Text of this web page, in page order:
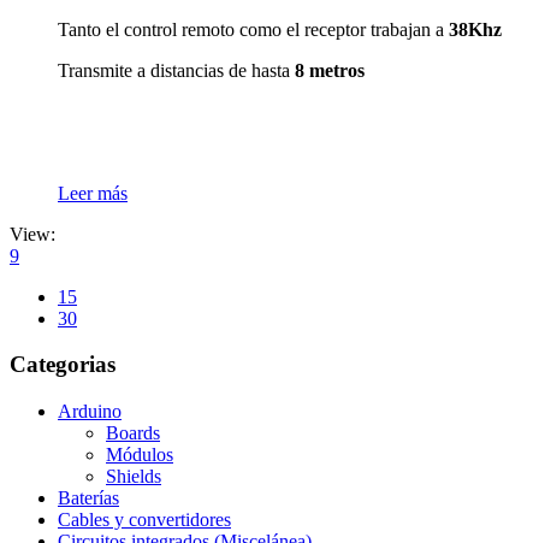
Tanto el control remoto como el receptor trabajan a 38Khz
Transmite a distancias de hasta 8 metros
Leer más
View:
9
15
30
Categorias
Arduino
Boards
Módulos
Shields
Baterías
Cables y convertidores